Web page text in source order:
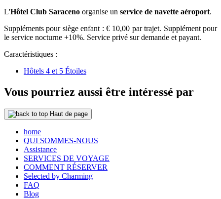
L'Hôtel Club Saraceno organise un service de navette aéroport.
Suppléments pour siège enfant : € 10,00 par trajet. Supplément pour
le service nocturne +10%. Service privé sur demande et payant.
Caractéristiques :
Hôtels 4 et 5 Étoiles
Vous pourriez aussi être intéressé par
Haut de page
home
QUI SOMMES-NOUS
Assistance
SERVICES DE VOYAGE
COMMENT RÉSERVER
Selected by Charming
FAQ
Blog